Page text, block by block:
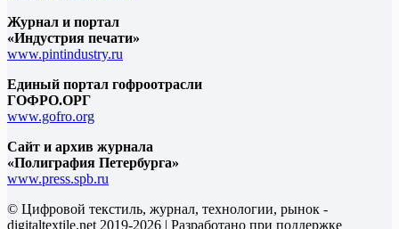
Журнал и портал
«Индустрия печати»
www.pintindustry.ru
Единый портал гофроотрасли
ГОФРО.ОРГ
www.gofro.org
Сайт и архив журнала
«Полиграфия Петербурга»
www.press.spb.ru
© Цифровой текстиль, журнал, технологии, рынок -
digitaltextile.net 2019-2026 | Разработано при поддержке